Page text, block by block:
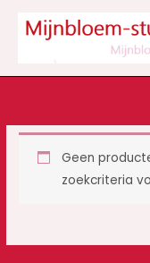
naar
inhoud
Geen
zoekcriteria